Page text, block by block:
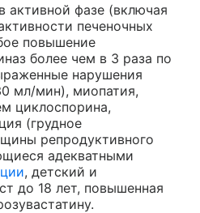
активной фазе (включая
печеночных
повышение
более чем в 3 раза по
нарушения
мл/мин), миопатия,
циклоспорина,
(грудное
репродуктивного
адекватными
, детский и
до 18 лет, повышенная